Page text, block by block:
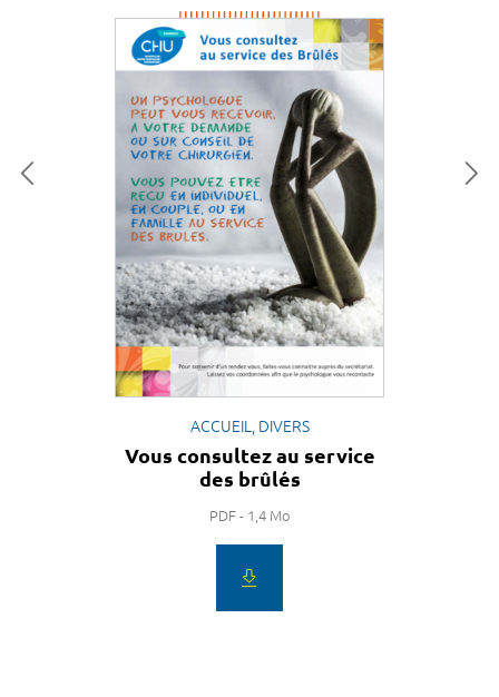
ACCUEIL, DIVERS
Vous consultez au service
des brûlés
PDF - 1,4 Mo